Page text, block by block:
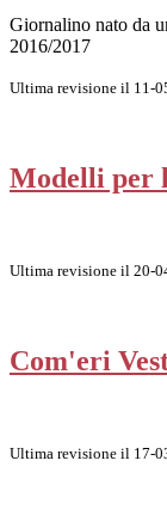
Giornalino nato da
2016/2017
Ultima revisione il 11-
Modelli per
Ultima revisione il 20-
Com'eri
Ultima revisione il 17-